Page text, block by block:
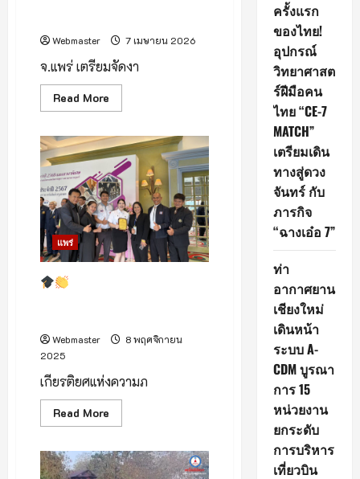
Webmaster 7 เมษายน 2026
จ.แพร่ เตรียมจัดงา
Read More
more
แพร่
เตรียม
จัด
งาน
ใหญ่
รับ
“วัน
วิสาขบูชา
2569”
สืบสาน
ประเพณี
ไหว้
แพร่
Webmaster
8 พฤศจิกายน
2025
เกียรติยศแห่งความภ
Read More
more
นักศึกษา
ครั้งแรก
ของไทย!
อุปกรณ์
วิทยาศาสต
ร์ฝีมือคน
ไทย “CE-7
MATCH”
เตรียมเดิน
ทางสู่ดวง
จันทร์ กับ
ภารกิจ
“ฉางเอ๋อ 7”
ท่า
อากาศยาน
เชียงใหม่
เดินหน้า
ระบบ A-
CDM บูรณา
การ 15
หน่วยงาน
ยกระดับ
การบริหาร
เที่ยวบิน